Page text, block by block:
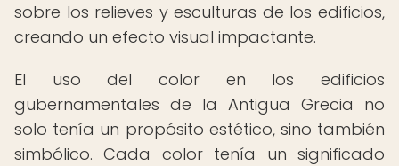
sobre los relieves y esculturas de los edificios,
creando un efecto visual impactante.
El uso del color en los edificios
gubernamentales de la Antigua Grecia no
solo tenía un propósito estético, sino también
simbólico. Cada color tenía un significado